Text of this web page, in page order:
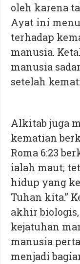
oleh karena
Ayat ini
terhadap
manusia.
manusia
setelah
Alkitab juga
kematian
Roma 6:23
ialah maut;
hidup yang
Tuhan kita.”
akhir
kejatuhan
manusia
menjadi